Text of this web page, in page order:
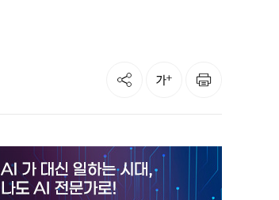
공유 글자크기 인쇄